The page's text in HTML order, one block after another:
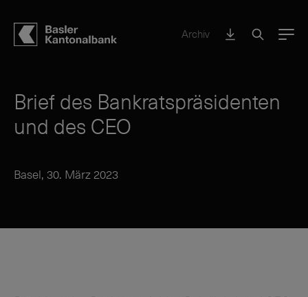
Archiv Menu
Brief des Bankratspräsidenten
und des CEO
Basel, 30. März 2023